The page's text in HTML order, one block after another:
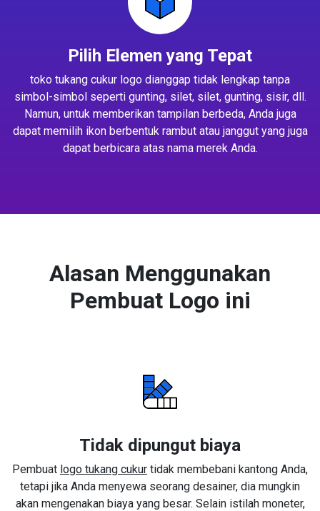
Pilih Elemen yang Tepat
toko tukang cukur logo dianggap tidak lengkap tanpa
simbol-simbol seperti gunting, silet, silet, gunting, sisir, dll.
Namun, untuk memberikan tampilan berbeda, Anda juga
dapat memilih ikon berbentuk rambut atau janggut yang juga
dapat berbicara atas nama merek Anda.
Alasan Menggunakan
Pembuat Logo ini
Tidak dipungut biaya
Pembuat logo tukang cukur tidak membebani kantong Anda,
tetapi jika Anda menyewa seorang desainer, dia mungkin
akan mengenakan biaya yang besar. Selain istilah moneter,